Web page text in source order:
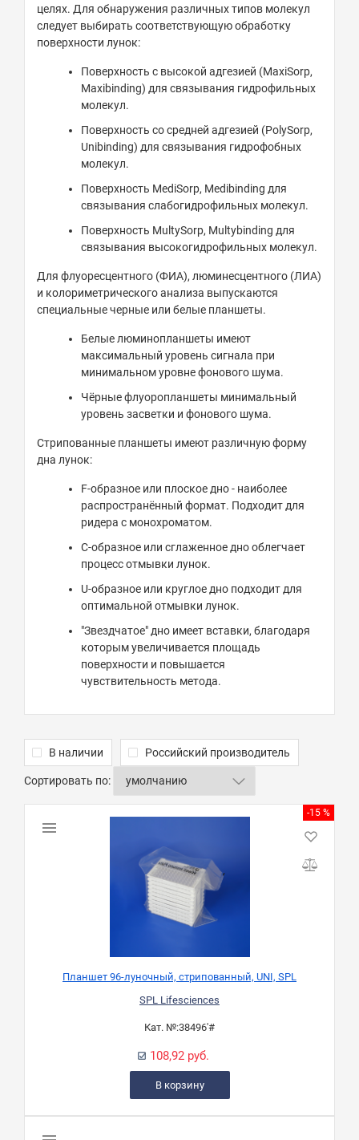
целях. Для обнаружения различных типов молекул
следует выбирать соответствующую обработку
поверхности лунок:
Поверхность с высокой адгезией (MaxiSorp,
Maxibinding) для связывания гидрофильных
молекул.
Поверхность со средней адгезией (PolySorp,
Unibinding) для связывания гидрофобных
молекул.
Поверхность MediSorp, Medibinding для
связывания слабогидрофильных молекул.
Поверхность MultySorp, Multybinding для
связывания высокогидрофильных молекул.
Для флуоресцентного (ФИА), люминесцентного (ЛИА)
и колориметрического анализа выпускаются
специальные черные или белые планшеты.
Белые люминопланшеты имеют
максимальный уровень сигнала при
минимальном уровне фонового шума.
Чёрные флуоропланшеты минимальный
уровень засветки и фонового шума.
Стрипованные планшеты имеют различную форму
дна лунок:
F-образное или плоское дно - наиболее
распространённый формат. Подходит для
ридера с монохроматом.
C-образное или сглаженное дно облегчает
процесс отмывки лунок.
U-образное или круглое дно подходит для
оптимальной отмывки лунок.
"Звездчатое" дно имеет вставки, благодаря
которым увеличивается площадь
поверхности и повышается
чувствительность метода.
В наличии Российский производитель
Сортировать по:
-15 %
Планшет 96-луночный, стрипованный, UNI, SPL
SPL Lifesciences
Кат. №:38496'#
108,92 руб.
В корзину